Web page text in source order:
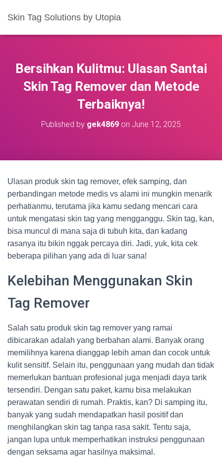
Skin Tag Solutions by Utopia
Bersihkan Kulitmu: Ulasan Santai
Skin Tag Remover dan Metode
Terbaiknya!
Published by gek4869 on June 12, 2025
Ulasan produk skin tag remover, efek samping, dan
perbandingan metode medis vs alami ini mungkin menarik
perhatianmu, terutama jika kamu sedang mencari cara
untuk mengatasi skin tag yang mengganggu. Skin tag, kan,
bisa muncul di mana saja di tubuh kita, dan kadang
rasanya itu bikin nggak percaya diri. Jadi, yuk, kita cek
beberapa pilihan yang ada di luar sana!
Kelebihan Menggunakan Skin
Tag Remover
Salah satu produk skin tag remover yang ramai
dibicarakan adalah yang berbahan alami. Banyak orang
memilihnya karena dianggap lebih aman dan cocok untuk
kulit sensitif. Selain itu, penggunaan yang mudah dan tidak
memerlukan bantuan profesional juga menjadi daya tarik
tersendiri. Dengan satu paket, kamu bisa melakukan
perawatan sendiri di rumah. Praktis, kan? Di samping itu,
banyak yang sudah mendapatkan hasil positif dan
menghilangkan skin tag tanpa rasa sakit. Tentu saja,
jangan lupa untuk memperhatikan instruksi penggunaan
dengan seksama agar hasilnya maksimal.